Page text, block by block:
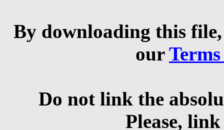
By downloading this
our
Do not link the
Please,